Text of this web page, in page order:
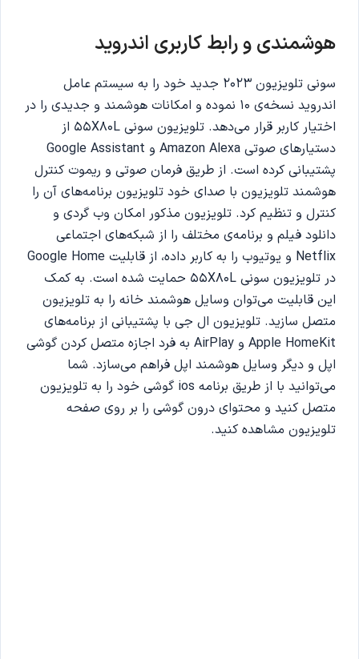
هوشمندی و رابط کاربری اندروید
سونی تلویزیون 2023 جدید خود را به سیستم عامل
اندروید نسخه‌ی 10 نموده و امکانات هوشمند و جدیدی را در
اختیار کاربر قرار می‌دهد. تلویزیون سونی 55X80L از
دستیارهای صوتی Amazon Alexa و Google Assistant
پشتیبانی کرده است. از طریق فرمان صوتی و ریموت کنترل
هوشمند تلویزیون با صدای خود تلویزیون برنامه‌های آن را
کنترل و تنظیم کرد. تلویزیون مذکور امکان وب گردی و
دانلود فیلم و برنامه‌ی مختلف را از شبکه‌های اجتماعی
Netflix و یوتیوب را به کاربر داده، از قابلیت Google Home
در تلویزیون سونی 55X80L حمایت شده است. به کمک
این قابلیت می‌توان وسایل هوشمند خانه را به تلویزیون
متصل سازید. تلویزیون ال جی با پشتیبانی از برنامه‌های
Apple HomeKit و AirPlay به فرد اجازه‌ متصل کردن گوشی
اپل و دیگر وسایل هوشمند اپل فراهم می‌سازد. شما
می‌توانید با از طریق برنامه ios گوشی خود را به تلویزیون
متصل کنید و محتوای درون گوشی را بر روی صفحه
تلویزیون مشاهده کنید.